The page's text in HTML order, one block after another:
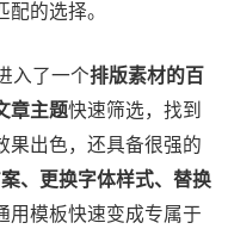
的选择。
入了一个排版素材的百
章主题快速筛选，找到
果出色，还具备很强的
、更换字体样式、替换
用模板快速变成专属于